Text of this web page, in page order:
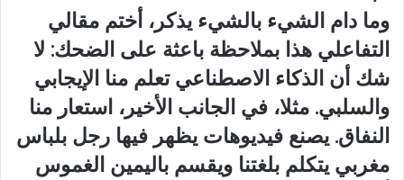
وما دام الشيء بالشيء يذكر، أختم مقالي
التفاعلي هذا بملاحظة باعثة على الضحك: لا
شك أن الذكاء الاصطناعي تعلم منا الإيجابي
والسلبي. مثلا، في الجانب الأخير، استعار منا
النفاق. يصنع فيديوهات يظهر فيها رجل بلباس
مغربي يتكلم بلغتنا ويقسم باليمين الغموس